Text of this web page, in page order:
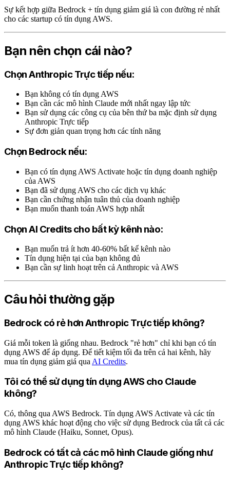
Sự kết hợp giữa Bedrock + tín dụng giảm giá là con đường rẻ nhất
cho các startup có tín dụng AWS.
Bạn nên chọn cái nào?
Chọn Anthropic Trực tiếp nếu:
Bạn không có tín dụng AWS
Bạn cần các mô hình Claude mới nhất ngay lập tức
Bạn sử dụng các công cụ của bên thứ ba mặc định sử dụng
Anthropic Trực tiếp
Sự đơn giản quan trọng hơn các tính năng
Chọn Bedrock nếu:
Bạn có tín dụng AWS Activate hoặc tín dụng doanh nghiệp
của AWS
Bạn đã sử dụng AWS cho các dịch vụ khác
Bạn cần chứng nhận tuân thủ của doanh nghiệp
Bạn muốn thanh toán AWS hợp nhất
Chọn AI Credits cho bất kỳ kênh nào:
Bạn muốn trả ít hơn 40-60% bất kể kênh nào
Tín dụng hiện tại của bạn không đủ
Bạn cần sự linh hoạt trên cả Anthropic và AWS
Câu hỏi thường gặp
Bedrock có rẻ hơn Anthropic Trực tiếp không?
Giá mỗi token là giống nhau. Bedrock "rẻ hơn" chỉ khi bạn có tín
dụng AWS để áp dụng. Để tiết kiệm tối đa trên cả hai kênh, hãy
mua tín dụng giảm giá qua AI Credits.
Tôi có thể sử dụng tín dụng AWS cho Claude
không?
Có, thông qua AWS Bedrock. Tín dụng AWS Activate và các tín
dụng AWS khác hoạt động cho việc sử dụng Bedrock của tất cả các
mô hình Claude (Haiku, Sonnet, Opus).
Bedrock có tất cả các mô hình Claude giống như
Anthropic Trực tiếp không?